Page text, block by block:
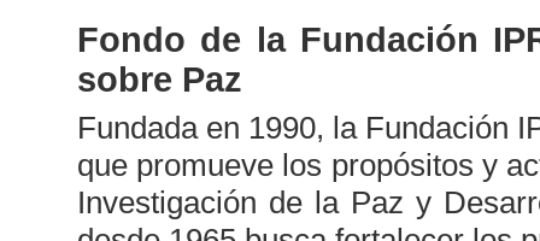
Fondo de la Fundación
sobre Paz
Fundada en 1990, la Fundación
que promueve los propósitos y
Investigación de la Paz y